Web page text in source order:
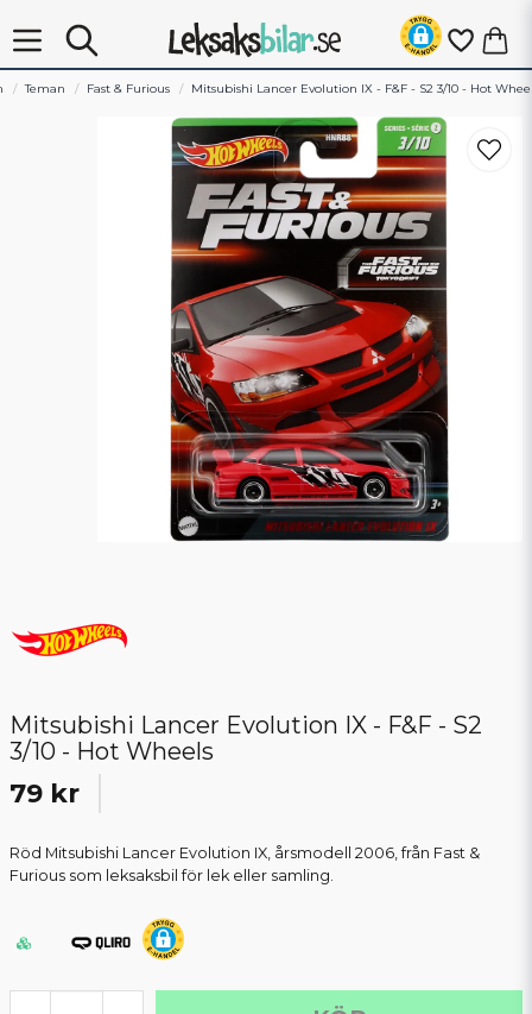
Teman Fast & Furious Mitsubishi Lancer Evolution IX - F&F - S2 3/10 - Hot
Mitsubishi Lancer Evolution IX - F&F - S2
3/10 - Hot Wheels
79 kr
Röd Mitsubishi Lancer Evolution IX, årsmodell 2006, från Fast &
Furious som leksaksbil för lek eller samling.